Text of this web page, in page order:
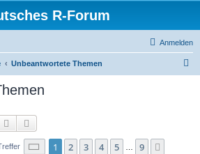
R-Forum
Anmelden
Unbeantwortete Themen
Suche
Seite 1von
1 2 3 4 5 9